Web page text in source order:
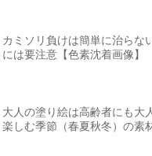
カミソリ負けは簡単に治らな
には要注意【色素沈着画像】
大人の塗り絵は高齢者にも大
楽しむ季節（春夏秋冬）の素